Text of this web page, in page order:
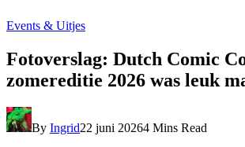
Events & Uitjes
Fotoverslag: Dutch Comic
zomereditie 2026 was leuk
By Ingrid22 juni 20264 Mins Read